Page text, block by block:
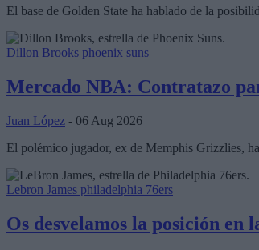
El base de Golden State ha hablado de la
Dillon Brooks phoenix suns
Mercado NBA: Contratazo
Juan López - 06 Aug 2026
El polémico jugador, ex de Memphis Grizzlies,
Lebron James philadelphia 76ers
Os desvelamos la posición